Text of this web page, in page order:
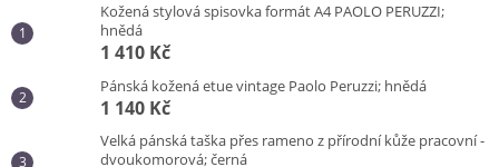
Kožená stylová spisovka formát A4 PAOLO PERUZZI;
hnědá
1 410 Kč
Pánská kožená etue vintage Paolo Peruzzi; hnědá
1 140 Kč
Velká pánská taška přes rameno z přírodní kůže pracovní -
dvoukomorová; černá